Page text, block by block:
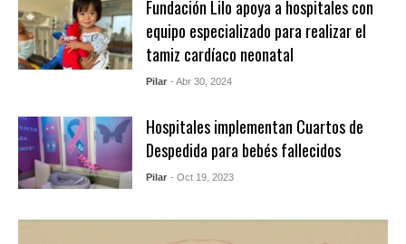
Fundación Lilo apoya a hospitales con
equipo especializado para realizar el
tamiz cardíaco neonatal
Pilar - Abr 30, 2024
Hospitales implementan Cuartos de
Despedida para bebés fallecidos
Pilar - Oct 19, 2023